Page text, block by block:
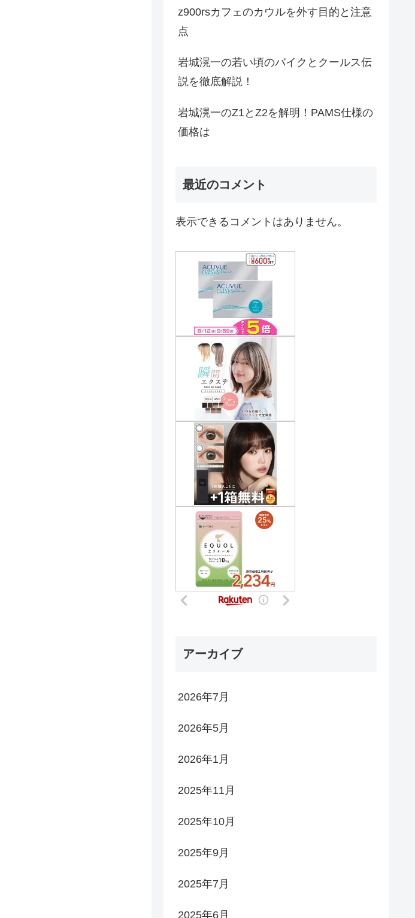
z900rsカフェのカウルを外す目的と注意
点
岩城滉一の若い頃のバイクとクールス伝
説を徹底解説！
岩城滉一のZ1とZ2を解明！PAMS仕様の
価格は
最近のコメント
表示できるコメントはありません。
アーカイブ
2026年7月
2026年5月
2026年1月
2025年11月
2025年10月
2025年9月
2025年7月
2025年6月